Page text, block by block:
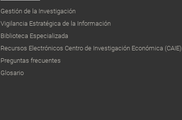
Gestión de la Investigación
Vigilancia Estratégica de la Información
Biblioteca Especializada
Recursos Electrónicos Centro de Investigación Económica (CAIE)
Preguntas frecuentes
Glosario